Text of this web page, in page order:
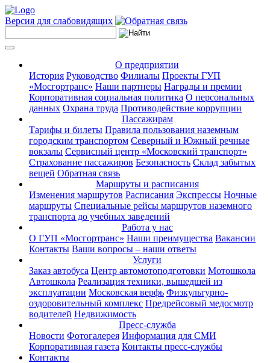
Версия для слабовидящих
О предприятии
История Руководство Филиалы Проекты ГУП
«Мосгортранс» Наши партнеры Награды и премии
Корпоративная социальная политика О персональных
данных Охрана труда Противодействие коррупции
Пассажирам
Тарифы и билеты Правила пользования наземным
городским транспортом Северный и Южный речные
вокзалы Сервисный центр «Московский транспорт»
Страхование пассажиров Безопасность Склад забытых
вещей Обратная связь
Маршруты и расписания
Изменения маршрутов Расписания Экспрессы Ночные
маршруты Специальные рейсы маршрутов наземного
транспорта до учебных заведений
Работа у нас
О ГУП «Мосгортранс» Наши преимущества Вакансии
Контакты Ваши вопросы – наши ответы
Услуги
Заказ автобуса Центр автомотоподготовки Мотошкола
Автошкола Реализация техники, вышедшей из
эксплуатации Московская верфь Физкультурно-
оздоровительный комплекс Предрейсовый медосмотр
водителей Недвижимость
Пресс-служба
Новости Фотогалерея Информация для СМИ
Корпоративная газета Контакты пресс-службы
Контакты